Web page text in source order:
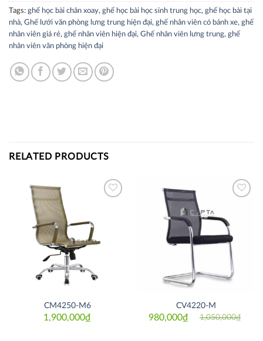
Tags: ghế học bài chân xoay, ghế học bài học sinh trung học, ghế học bài tại
nhà, Ghế lưới văn phòng lưng trung hiện đại, ghế nhân viên có bánh xe, ghế
nhân viên giá rẻ, ghế nhân viên hiện đại, Ghế nhân viên lưng trung, ghế
nhân viên văn phòng hiện đại
RELATED PRODUCTS
CM4250-M6
1,900,000₫
CV4220-M
1,050,000₫
Original
980,000₫
Current